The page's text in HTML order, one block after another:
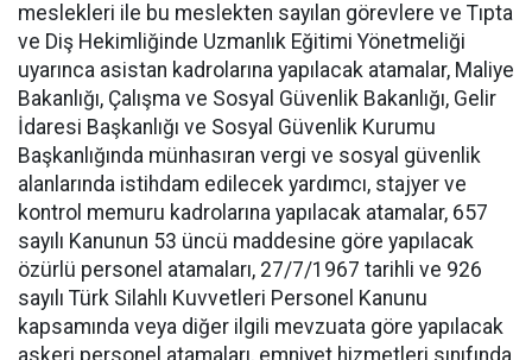
meslekleri ile bu meslekten sayılan görevlere ve Tıpta
ve Diş Hekimliğinde Uzmanlık Eğitimi Yönetmeliği
uyarınca asistan kadrolarına yapılacak atamalar, Maliye
Bakanlığı, Çalışma ve Sosyal Güvenlik Bakanlığı, Gelir
İdaresi Başkanlığı ve Sosyal Güvenlik Kurumu
Başkanlığında münhasıran vergi ve sosyal güvenlik
alanlarında istihdam edilecek yardımcı, stajyer ve
kontrol memuru kadrolarına yapılacak atamalar, 657
sayılı Kanunun 53 üncü maddesine göre yapılacak
özürlü personel atamaları, 27/7/1967 tarihli ve 926
sayılı Türk Silahlı Kuvvetleri Personel Kanunu
kapsamında veya diğer ilgili mevzuata göre yapılacak
askeri personel atamaları, emniyet hizmetleri sınıfında